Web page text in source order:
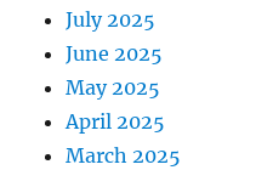
July 2025
June 2025
May 2025
April 2025
March 2025